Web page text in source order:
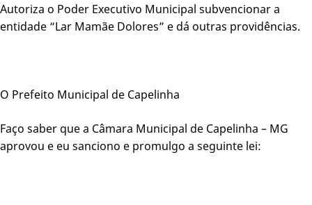
Autoriza o Poder Executivo Municipal subvencionar a
entidade “Lar Mamãe Dolores” e dá outras providências.
O Prefeito Municipal de Capelinha
Faço saber que a Câmara Municipal de Capelinha – MG
aprovou e eu sanciono e promulgo a seguinte lei: